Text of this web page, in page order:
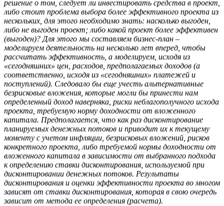
решение о том, следует ли инвестировать средства в проект,
либо стоит проблема выбора более эффективного проекта из
нескольких, для этого необходимо знать: насколько выгоден,
либо не выгоден проект; либо какой проект более эффективен
(выгоден)? Для этого мы составляем бизнес-план –
моделируем деятельность на несколько лет вперед, чтобы
рассчитать эффективность, а моделируем, исходя из
«сегодняшних» цен, расходов, предполагаемых доходов (а
соответственно, исходя из «сегодняшних» платежей и
поступлений). Следовало бы еще учесть альтернативные
безрисковые вложения, которые могли бы принести нам
определенный доход наверняка, риски неблагополучного исхода
проекта, требуемую норму доходности от вложенного
капитала. Предполагается, что как раз дисконтирование
планируемых денежных потоков и приводит их к текущему
моменту с учетом инфляции, безрисковых вложений, рисков
конкретного проекта, либо требуемой нормы доходности от
вложенного капитала в зависимости от выбранного подхода
к определению ставки дисконтирования, используемой при
дисконтировании денежных потоков. Результаты
дисконтирования и оценки эффективности проекта во многом
зависят от ставки дисконтирования, которая в свою очередь
зависит от метода ее определения (расчета).